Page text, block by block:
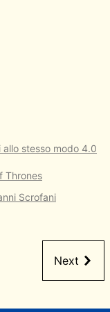
stesso modo 4.0
Thrones
Scrofani
Next